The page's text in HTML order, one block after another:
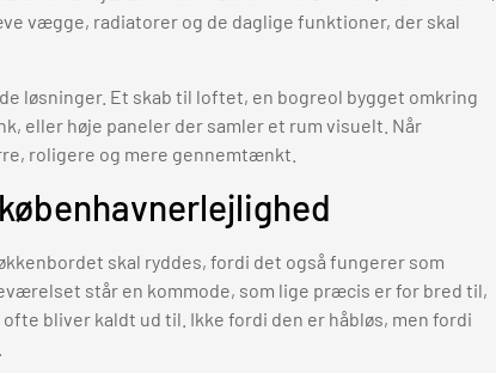
vægge, radiatorer og de daglige funktioner, der skal
løsninger. Et skab til loftet, en bogreol bygget omkring
eller høje paneler der samler et rum visuelt. Når
roligere og mere gennemtænkt.
skal ryddes, fordi det også fungerer som
står en kommode, som lige præcis er for bred til,
bliver kaldt ud til. Ikke fordi den er håbløs, men fordi